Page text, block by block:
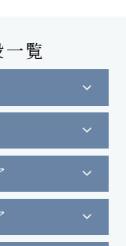
覧